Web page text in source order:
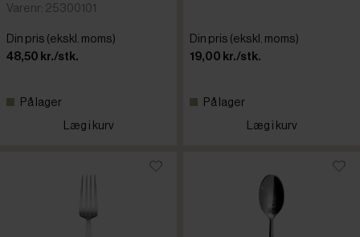
Varenr: 25300101
Din pris (ekskl. moms)
48,50 kr./stk.
På lager
Læg i kurv
Din pris (ekskl. moms)
19,00 kr./stk.
På lager
Læg i kurv